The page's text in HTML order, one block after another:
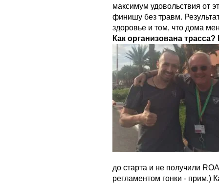
максимум удовольствия от
финишу без травм.
здоровье и том, что дома
Как организована
до старта и не получили
регламентом гонки - прим.)